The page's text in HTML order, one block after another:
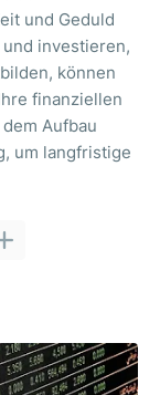
und Geduld
investieren,
können
finanziellen
Aufbau
um langfristige